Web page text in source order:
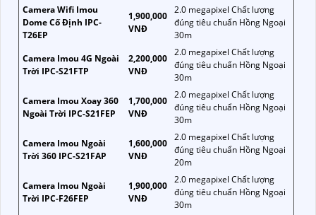
Camera Wifi Imou
Dome Cố Định IPC-
T26EP
1,900,000
VNĐ
2.0 megapixel Chất lượng
đúng tiêu chuẩn Hồng Ngoại
30m
Camera Imou 4G Ngoài
Trời IPC-S21FTP
2,200,000
VNĐ
2.0 megapixel Chất lượng
đúng tiêu chuẩn Hồng Ngoại
30m
Camera Imou Xoay 360
Ngoài Trời IPC-S21FEP
1,700,000
VNĐ
2.0 megapixel Chất lượng
đúng tiêu chuẩn Hồng Ngoại
30m
Camera Imou Ngoài
Trời 360 IPC-S21FAP
1,600,000
VNĐ
2.0 megapixel Chất lượng
đúng tiêu chuẩn Hồng Ngoại
20m
Camera Imou Ngoài
Trời IPC-F26FEP
1,900,000
VNĐ
2.0 megapixel Chất lượng
đúng tiêu chuẩn Hồng Ngoại
30m